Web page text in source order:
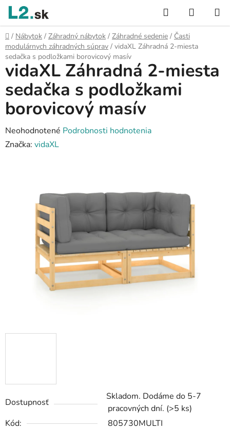
Prejsť
obsah
Hľadať
KOŠÍK
Domov
/ Nábytok / Záhradný nábytok / Záhradné sedenie / Časti
modulárnych záhradných súprav / vidaXL Záhradná 2-miesta
sedačka s podložkami borovicový masív
Dostupnosť
Skladom. Dodáme do 5-7
pracovných dní. (>5 ks)
Kód:
805730MULTI
vidaXL Záhradná 2-miesta
sedačka s podložkami
borovicový masív
Priemerné
hodnotenie
hviezdičiek.
Neohodnotené Podrobnosti hodnotenia
Značka: vidaXL